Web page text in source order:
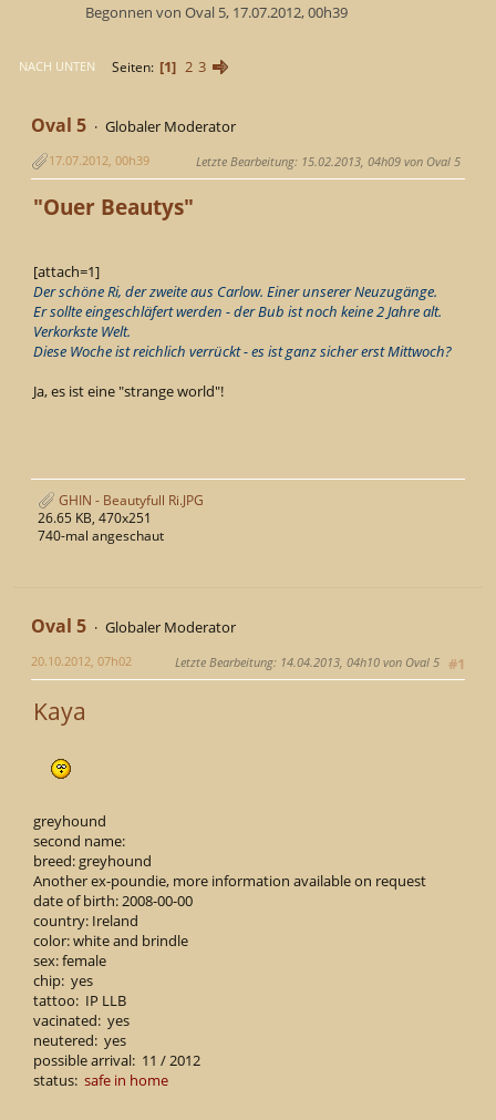
Begonnen von Oval 5, 17.07.2012, 00h39
NACH UNTEN Seiten 1 2 3
Oval 5 Globaler Moderator
17.07.2012, 00h39 Letzte Bearbeitung: 15.02.2013, 04h09 von Oval 5
"Ouer Beautys"
[attach=1]
Der schöne Ri, der zweite aus Carlow. Einer unserer Neuzugänge.
Er sollte eingeschläfert werden - der Bub ist noch keine 2 Jahre alt.
Verkorkste Welt.
Diese Woche ist reichlich verrückt - es ist ganz sicher erst Mittwoch?
Ja, es ist eine "strange world"!
GHIN - Beautyfull Ri.JPG
26.65 KB, 470x251
740-mal angeschaut
Oval 5
Globaler Moderator
#1
20.10.2012, 07h02 Letzte Bearbeitung: 14.04.2013, 04h10 von Oval 5
Kaya
greyhound
second name:
breed: greyhound
Another ex-poundie, more information available on request
date of birth: 2008-00-00
country: Ireland
color: white and brindle
sex: female
chip: yes
tattoo: IP LLB
vacinated: yes
neutered: yes
possible arrival: 11 / 2012
status: safe in home